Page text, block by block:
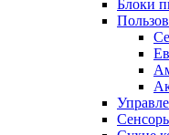
Блоки